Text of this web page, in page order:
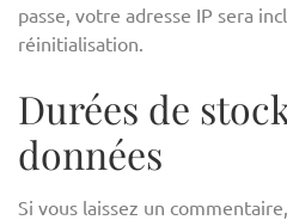
passe, votre adresse IP sera
réinitialisation.
Durées de
données
Si vous laissez un